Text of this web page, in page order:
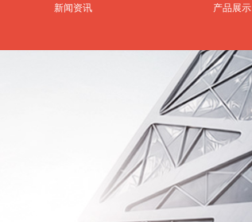
新闻资讯 产品展示